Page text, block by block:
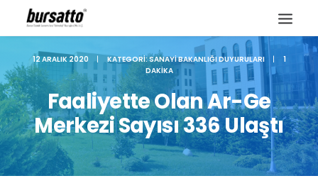
12 ARALIK 2020 | KATEGORI:SANAYI BAKANLIĞI DUYURULARI |
1
DAKIKA
Faaliyette Olan Ar-Ge
Merkezi Sayısı 336 Ulaştı